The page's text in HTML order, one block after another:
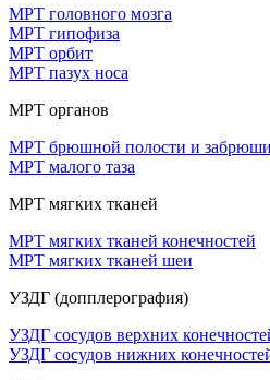
МРТ головного мозга
МРТ гипофиза
МРТ орбит
МРТ пазух носа
МРТ органов
МРТ брюшной полости и
МРТ малого таза
МРТ мягких тканей
МРТ мягких тканей конечностей
МРТ мягких тканей шеи
УЗДГ (допплерография)
УЗДГ сосудов верхних
УЗДГ сосудов нижних